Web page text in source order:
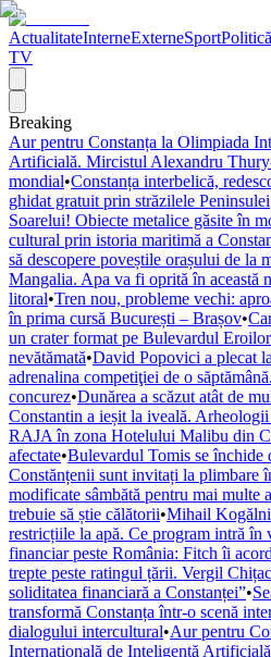
ActualitateInterneExterneSportPolitică
TV
Breaking
Aur pentru Constanța la Olimpiada
Artificială. Mircistul Alexandru
mondial•Constanța interbelică,
ghidat gratuit prin străzilele Peninsulei
Soarelui! Obiecte metalice găsite în
cultural prin istoria maritimă a
să descopere poveștile orașului de la
Mangalia. Apa va fi oprită în această
litoral•Tren nou, probleme vechi:
în prima cursă București – Brașov•
un crater format pe Bulevardul
nevătămată•David Popovici a plecat
adrenalina competiţiei de o
concurez•Dunărea a scăzut atât de
Constantin a ieșit la iveală. Arheologii
RAJA în zona Hotelului Malibu din
afectate•Bulevardul Tomis se închide
Constănțenii sunt invitați la plimbare
modificate sâmbătă pentru mai multe
trebuie să știe călătorii•Mihail
restricțiile la apă. Ce program intră în
financiar peste România: Fitch îi
trepte peste ratingul țării. Vergil
soliditatea financiară a Constanței”•
transformă Constanța într-o scenă
dialogului intercultural•Aur pentru
Internațională de Inteligență